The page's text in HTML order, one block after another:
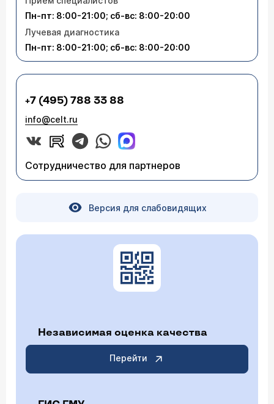
Пн-пт: 8:00-21:00; сб-вс: 8:00-20:00
Лучевая диагностика
Пн-пт: 8:00-21:00; сб-вс: 8:00-20:00
+7 (495) 788 33 88
info@celt.ru
Сотрудничество для партнеров
Версия для слабовидящих
Независимая оценка качества
Перейти